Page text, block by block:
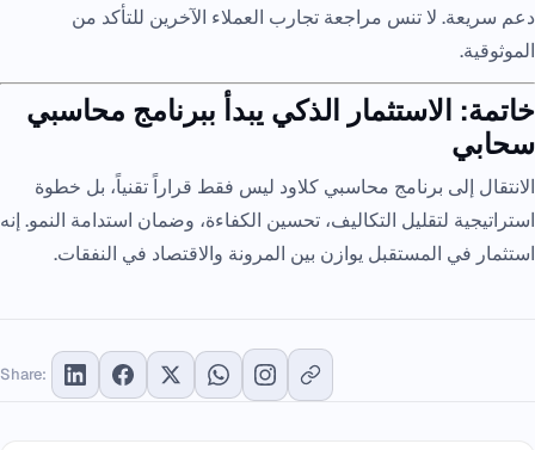
دعم سريعة. لا تنس مراجعة تجارب العملاء الآخرين للتأكد من
الموثوقية.
خاتمة: الاستثمار الذكي يبدأ ببرنامج محاسبي
سحابي
الانتقال إلى برنامج محاسبي كلاود ليس فقط قراراً تقنياً، بل خطوة
استراتيجية لتقليل التكاليف، تحسين الكفاءة، وضمان استدامة النمو. إنه
استثمار في المستقبل يوازن بين المرونة والاقتصاد في النفقات.
Share: